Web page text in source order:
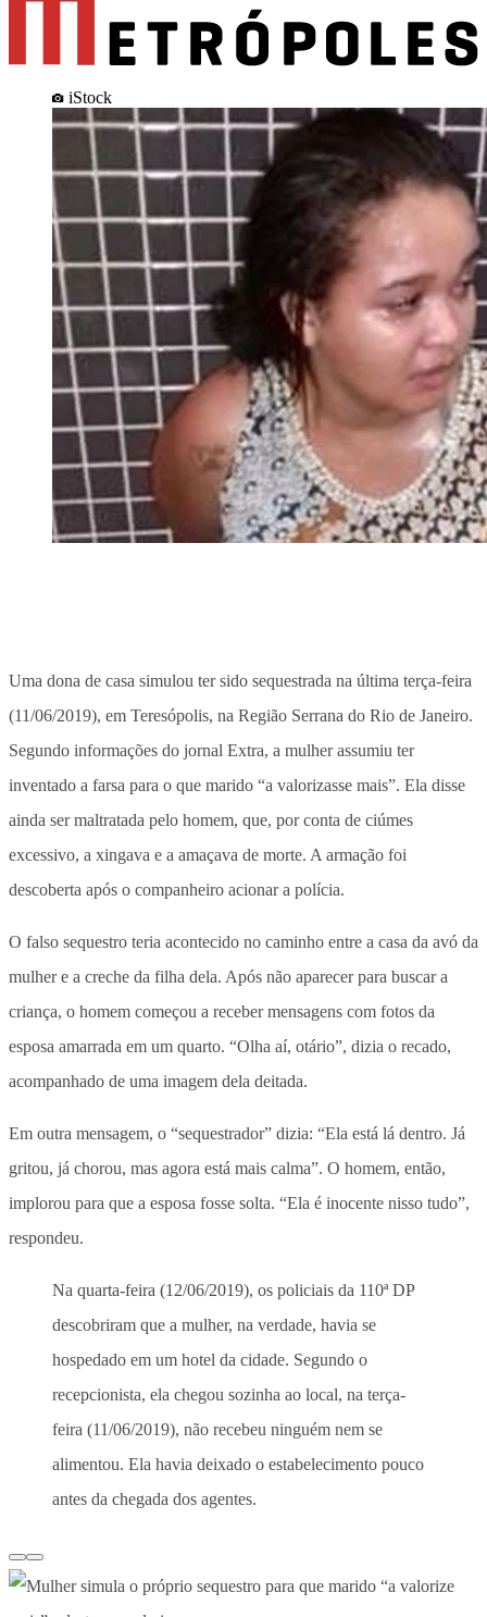
iStock
Uma dona de casa simulou ter sido sequestrada na última terça-feira
(11/06/2019), em Teresópolis, na Região Serrana do Rio de Janeiro.
Segundo informações do jornal Extra, a mulher assumiu ter
inventado a farsa para o que marido “a valorizasse mais”. Ela disse
ainda ser maltratada pelo homem, que, por conta de ciúmes
excessivo, a xingava e a amaçava de morte. A armação foi
descoberta após o companheiro acionar a polícia.
O falso sequestro teria acontecido no caminho entre a casa da avó da
mulher e a creche da filha dela. Após não aparecer para buscar a
criança, o homem começou a receber mensagens com fotos da
esposa amarrada em um quarto. “Olha aí, otário”, dizia o recado,
acompanhado de uma imagem dela deitada.
Em outra mensagem, o “sequestrador” dizia: “Ela está lá dentro. Já
gritou, já chorou, mas agora está mais calma”. O homem, então,
implorou para que a esposa fosse solta. “Ela é inocente nisso tudo”,
respondeu.
Na quarta-feira (12/06/2019), os policiais da 110ª DP
descobriram que a mulher, na verdade, havia se
hospedado em um hotel da cidade. Segundo o
recepcionista, ela chegou sozinha ao local, na terça-
feira (11/06/2019), não recebeu ninguém nem se
alimentou. Ela havia deixado o estabelecimento pouco
antes da chegada dos agentes.